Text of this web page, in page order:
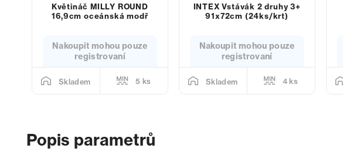
Květináč MILLY ROUND
16,9cm oceánská modř
Nakoupit mohou pouze
registrovaní
Skladem 5 ks
INTEX Vstávák 2 druhy 3+
91x72cm (24ks/krt)
Nakoupit mohou pouze
registrovaní
Skladem 4 ks
Popis parametrů